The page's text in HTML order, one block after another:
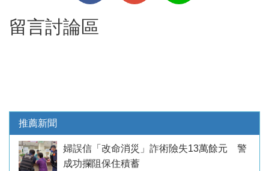
留言討論區
推薦新聞
婦誤信「改命消災」詐術險失13萬餘元 警
成功攔阻保住積蓄